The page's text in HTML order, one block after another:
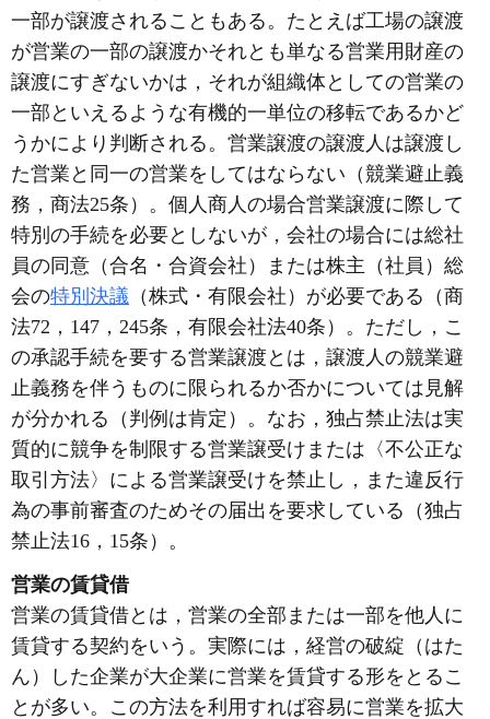
一部が譲渡されることもある。たとえば工場の譲渡
が営業の一部の譲渡かそれとも単なる営業用財産の
譲渡にすぎないかは，それが組織体としての営業の
一部といえるような有機的一単位の移転であるかど
うかにより判断される。営業譲渡の譲渡人は譲渡し
た営業と同一の営業をしてはならない（競業避止義
務，商法25条）。個人商人の場合営業譲渡に際して
特別の手続を必要としないが，会社の場合には総社
員の同意（合名・合資会社）または株主（社員）総
会の特別決議 （株式・有限会社）が必要である（商
法72，147，245条，有限会社法40条）。ただし，こ
の承認手続を要する営業譲渡とは，譲渡人の競業避
止義務を伴うものに限られるか否かについては見解
が分かれる（判例は肯定）。なお，独占禁止法は実
質的に競争を制限する営業譲受けまたは〈不公正な
取引方法〉による営業譲受けを禁止し，また違反行
為の事前審査のためその届出を要求している（独占
禁止法16，15条）。
営業の賃貸借
営業の賃貸借とは，営業の全部または一部を他人に
賃貸する契約をいう。実際には，経営の破綻（はた
ん）した企業が大企業に営業を賃貸する形をとるこ
とが多い。この方法を利用すれば容易に営業を拡大